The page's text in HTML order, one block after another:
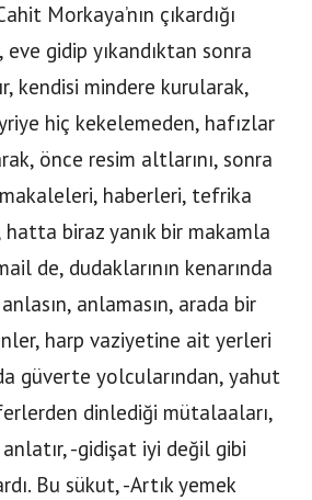
Morkaya’nın çıkardığı
eve gidip yıkandıktan sonra
kendisi mindere kurularak,
hiç kekelemeden, hafızlar
önce resim altlarını, sonra
haberleri, tefrika
hatta biraz yanık bir makamla
de, dudaklarının kenarında
anlamasın, arada bir
harp vaziyetine ait yerleri
güverte yolcularından, yahut
dinlediği mütalaaları,
anlatır, -gidişat iyi değil gibi
Bu sükut, -Artık yemek